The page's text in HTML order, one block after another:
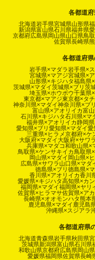
各都道
北海道岩手県宮城県山形県
新潟県富山県石川県福井県
京都府広島県岡山県山口県鳥
佐賀県長崎県
各都道府
岩手県×マダラ岩手県×
宮城県×マアジ宮城県×
山形県×キジハタ福島県
茨城県×マダイ茨城県×ブリ 茨
埼玉県×ホウボウ千葉県
東京都×マアジ東京都×タ
神奈川県×マダイ神奈川県×ブリ
富山県×アオリイカ富
石川県×キジハタ石川県×マ
福井県×アオリイカ静岡
愛知県×ブリ 愛知県×マダイ愛
三重県×ヒラメ京都府×ケ
大阪府×マダイ 大阪府×サワラ
兵庫県×マダコ和歌山県×
鳥取県×ケンサキイカ鳥取県
岡山県×マダイ 岡山県×
広島県×サワラ 山口県×マダ
徳島県×ブリ 徳島県×
香川県×アオリイカ香川
愛媛県×キジハタ高知県×カ
福岡県×マダイ福岡県×ヤリ
佐賀県×ヒラマサ佐賀県×ア
長崎県×オオモンハタ熊本
鹿児島県×マダイ 鹿児島
沖縄県×スジアラ
各都道府県
北海道青森県岩手県秋田県
茨城県新潟県富山県石川県
和歌山県京都府広島県岡山県
愛媛県福岡県佐賀県長崎